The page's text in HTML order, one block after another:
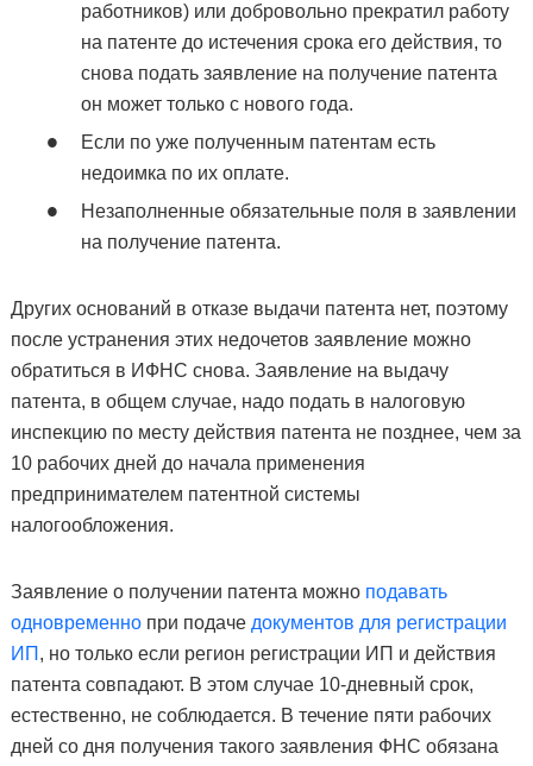
работников) или добровольно прекратил работу
на патенте до истечения срока его действия, то
снова подать заявление на получение патента
он может только с нового года.
Если по уже полученным патентам есть
недоимка по их оплате.
Незаполненные обязательные поля в заявлении
на получение патента.
Других оснований в отказе выдачи патента нет, поэтому
после устранения этих недочетов заявление можно
обратиться в ИФНС снова. Заявление на выдачу
патента, в общем случае, надо подать в налоговую
инспекцию по месту действия патента не позднее, чем за
10 рабочих дней до начала применения
предпринимателем патентной системы
налогообложения.
Заявление о получении патента можно подавать
одновременнопри подаче документов для регистрации
ИП , но только если регион регистрации ИП и действия
патента совпадают. В этом случае 10-дневный срок,
естественно, не соблюдается. В течение пяти рабочих
дней со дня получения такого заявления ФНС обязана